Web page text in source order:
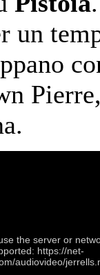
un
the server or
https://net-
audiovideo/